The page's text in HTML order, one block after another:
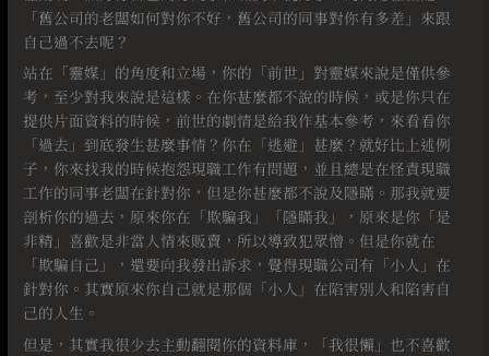
「舊公司的老闆如何對你不好，舊公司的同事對你有多差」來跟
自己過不去呢？
站在「靈媒」的角度和立場，你的「前世」對靈媒來說是僅供參
考，至少對我來說是這樣。在你甚麼都不說的時候，或是你只在
提供片面資料的時候，前世的劇情是給我作基本參考，來看看你
「過去」到底發生甚麼事情？你在「逃避」甚麼？就好比上述例
子，你來找我的時候抱怨現職工作有問題，並且總是在怪責現職
工作的同事老闆在針對你，但是你甚麼都不說及隱瞞。那我就要
剖析你的過去，原來你在「欺騙我」「隱瞞我」，原來是你「是
非精」喜歡是非當人情來販賣，所以導致犯眾憎。但是你就在
「欺騙自己」，還要向我發出訴求，覺得現職公司有「小人」在
針對你。其實原來你自己就是那個「小人」在陷害別人和陷害自
己的人生。⠀
但是，其實我很少去主動翻閱你的資料庫，「我很懶」也不喜歡